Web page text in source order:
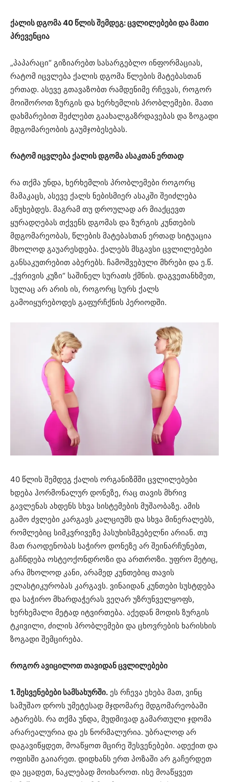
ქალის დგომა 40 წლის შემდეგ: ცვლილებები და მათი
პრევენცია
„პაპარაცი“ გიზიარებთ სასარგებლო ინფორმაციას,
რატომ იცვლება ქალის დგომა წლების მატებასთან
ერთად. ასევე გთავაზობთ რამდენიმე რჩევას, როგორ
მოიშოროთ ზურგის და ხერხემლის პრობლემები. მათი
დახმარებით შეძლებთ გაახალგაზრდავებას და ზოგადი
მდგომარეობის გაუმჯობესებას.
რატომ იცვლება ქალის დგომა ასაკთან ერთად
რა თქმა უნდა, ხერხემლის პრობლემები როგორც
მამაკაცს, ასევე ქალს ნებისმიერ ასაკში შეიძლება
აწუხებდეს. მაგრამ თუ დროულად არ მიაქცევთ
ყურადღებას თქვენს დგომას და ზურგის კუნთების
მდგომარეობას, წლების მატებასთან ერთად სიტუაცია
მხოლოდ გაუარესდება. ქალებს მსგავსი ცვლილებები
განსაკუთრებით აბერებს. ჩამოშვებული მხრები და ე.წ.
„ქვრივის კუზი“ საშინელ სურათს ქმნის. დაგვეთანხმეთ,
სულაც არ არის ის, როგორც სურს ქალს
გამოიყურებოდეს გაფურჩქნის პერიოდში.
40 წლის შემდეგ ქალის ორგანიზმში ცვლილებები
ხდება ჰორმონალურ დონეზე, რაც თავის მხრივ
გავლენას ახდენს სხვა სისტემების მუშაობაზე. ამის
გამო ძვლები კარგავს კალციუმს და სხვა მინერალებს,
რომლებიც სიმკვრივეზე პასუხისმგებელნი არიან. თუ
მათ რაოდენობას საჭირო დონეზე არ შეინარჩუნებთ,
გაჩნდება ოსტეოქონდროზი და ართროზი. უფრო მეტიც,
არა მხოლოდ კანი, არამედ კუნთებიც თავის
ელასტიკურობას კარგავს. ვინაიდან კუნთები სუსტდება
და საჭირო მხარდაჭერას ვეღარ უზრუნველყოფს,
ხერხემალი მეტად იტვირთება. აქედან მოდის ზურგის
ტკივილი, ძილის პრობლემები და ცხოვრების ხარისხის
ზოგადი შემცირება.
როგორ ავიცილოთ თავიდან ცვლილებები
1. შესვენებები სამსახურში. ეს რჩევა ეხება მათ, ვინც
სამუშაო დროს უმეტესად მჯდომარე მდგომარეობაში
ატარებს. რა თქმა უნდა, მუდმივად გამართული ჯდომა
არარეალურია და ეს ნორმალურია. უბრალოდ არ
დაგავიწყდეთ, მოაწყოთ მცირე შესვენებები. ადექით და
ოფისში გაიარეთ. დიდხანს ერთ პოზაში არ გაჩერდეთ
და ეცადეთ, ნაკლებად მოიხაროთ. ისე მოაწყვეთ